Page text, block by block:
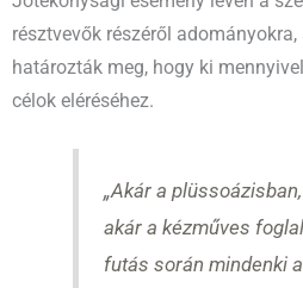
résztvevők részéről
határozták meg, hogy ki
célok eléréséhez.
„Akár a
akár a kézműves
futás során mindenki